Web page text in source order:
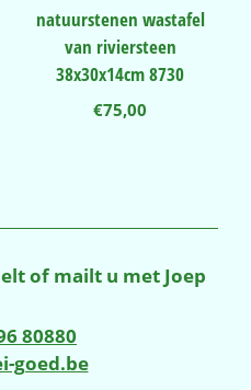
natuurstenen wastafel
van riviersteen
38x30x14cm 8730
€75,00
of mailt u met Joep
80880
goed.be